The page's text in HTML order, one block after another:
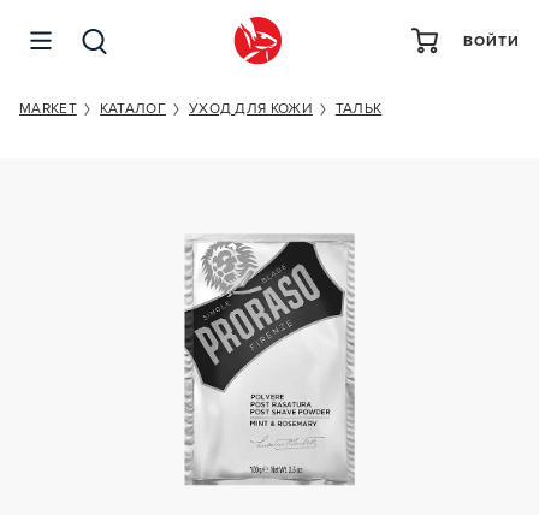
ВОЙТИ
MARKET КАТАЛОГ УХОД ДЛЯ КОЖИ ТАЛЬК
PRORASO POST SHAVE POWDER MINT & ROSEMARY